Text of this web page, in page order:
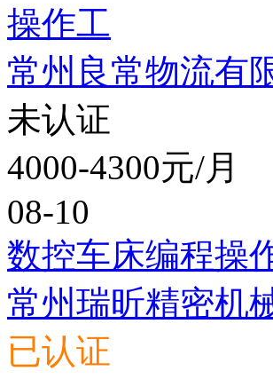
操作工
常州良常物流有
未认证
4000-4300元/月
08-10
数控车床编程操
常州瑞昕精密机
已认证